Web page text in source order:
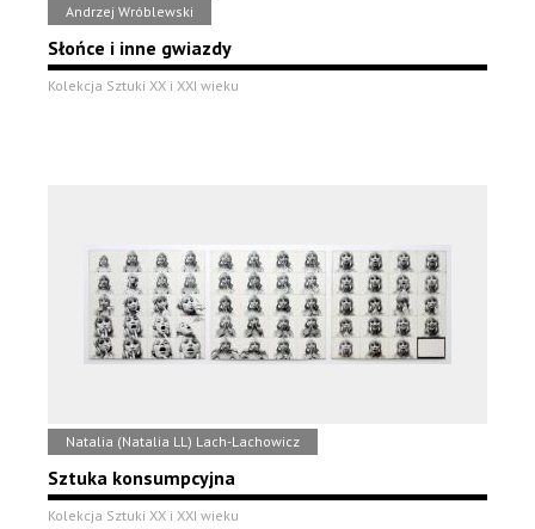
Andrzej Wróblewski
Słońce i inne gwiazdy
Kolekcja Sztuki XX i XXI wieku
Natalia (Natalia LL) Lach-Lachowicz
Sztuka konsumpcyjna
Kolekcja Sztuki XX i XXI wieku